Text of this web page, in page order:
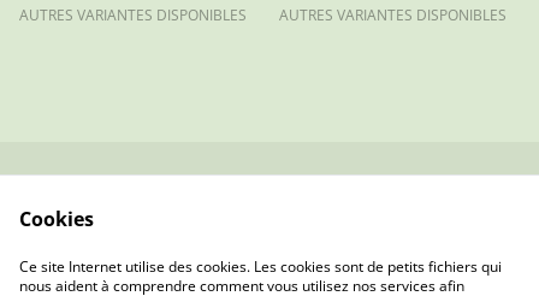
AUTRES VARIANTES DISPONIBLES AUTRES VARIANTES DISPONIBLES
confidentialité
Cookies
Ce site Internet utilise des cookies. Les cookies sont de petits fichiers qui
nous aident à comprendre comment vous utilisez nos services afin